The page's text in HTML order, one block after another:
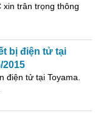
xin trân trọng thông
bị điện tử tại
2015
điện tử tại Toyama.